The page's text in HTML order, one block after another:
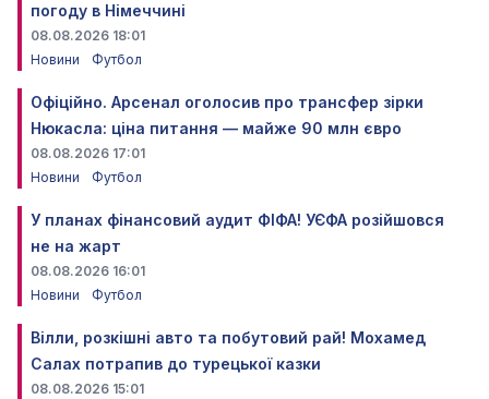
погоду в Німеччині
08.08.2026 18:01
Новини
Футбол
Офіційно. Арсенал оголосив про трансфер зірки
Нюкасла: ціна питання — майже 90 млн євро
08.08.2026 17:01
Новини
Футбол
У планах фінансовий аудит ФІФА! УЄФА розійшовся
не на жарт
08.08.2026 16:01
Новини
Футбол
Вілли, розкішні авто та побутовий рай! Мохамед
Салах потрапив до турецької казки
08.08.2026 15:01